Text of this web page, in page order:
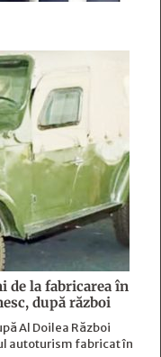
de la fabricarea în
după război
Al Doilea Război
autoturism fabricat în